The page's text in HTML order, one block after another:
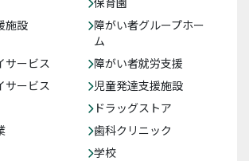
施設
障がい者グループホー
ム
サービス
障がい者就労支援
サービス
児童発達支援施設
ドラッグストア
歯科クリニック
学校